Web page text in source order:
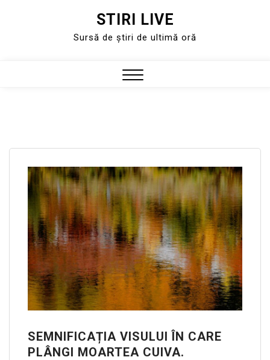
STIRI LIVE
Sursă de știri de ultimă oră
SEMNIFICAȚIA VISULUI ÎN CARE
PLÂNGI MOARTEA CUIVA.